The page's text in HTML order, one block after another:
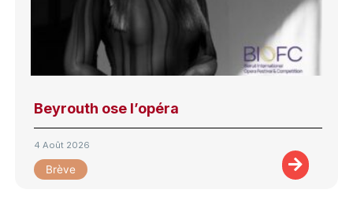
Beyrouth ose l’opéra
4 Août 2026
Brève